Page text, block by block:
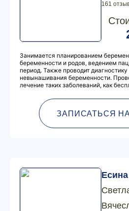
161
Занимается планированием
беременности и родов, ведением
период. Также проводит
невынашивания беременности.
лечение таких заболеваний, как
ЗАПИСАТЬСЯ
Есина